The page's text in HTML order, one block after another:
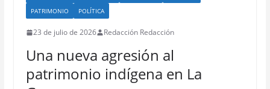
PATRIMONIO
POLÍTICA
23 de julio de 2026 Redacción Redacción
Una nueva agresión al
patrimonio indígena en La